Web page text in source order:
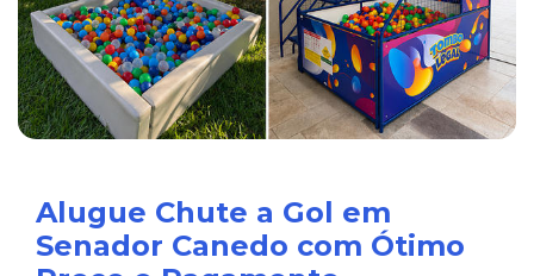
Alugue Chute a Gol em
Senador Canedo com Ótimo